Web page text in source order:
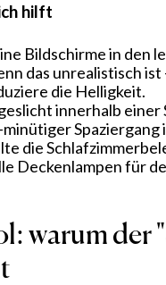
hilft
Bildschirme in den
das unrealistisch
die Helligkeit.
innerhalb einer
minütiger Spaziergang
die
Deckenlampen für
warum der